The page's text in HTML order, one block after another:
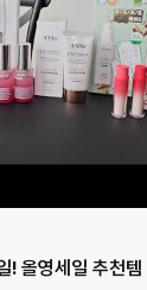
올영세일 추천